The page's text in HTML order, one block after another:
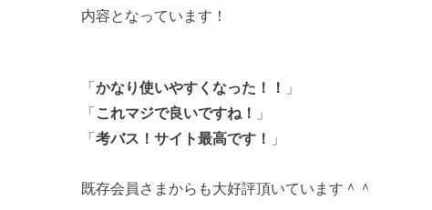
内容となっています！
「 かなり使いやすくなった！！
」
「 これマジで良いですね！
」
「 考バス！サイト最高です！ 」
既存会員さまからも大好評頂いています＾＾